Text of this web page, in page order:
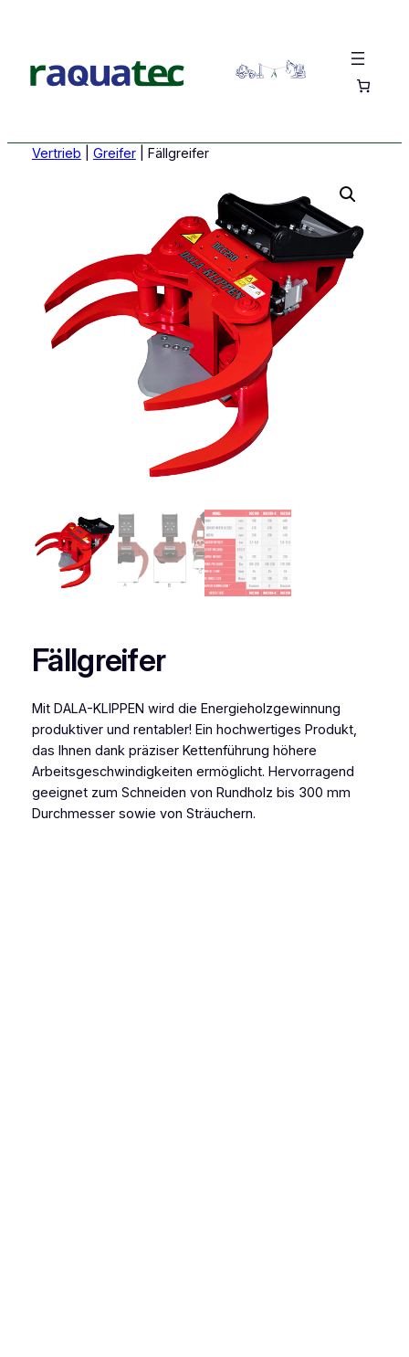
Vertrieb Greifer Fällgreifer
Fällgreifer
Mit DALA-KLIPPEN wird die Energieholzgewinnung
produktiver und rentabler! Ein hochwertiges Produkt,
das Ihnen dank präziser Kettenführung höhere
Arbeitsgeschwindigkeiten ermöglicht. Hervorragend
geeignet zum Schneiden von Rundholz bis 300 mm
Durchmesser sowie von Sträuchern.